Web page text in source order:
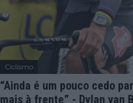
Ciclismo
“Ainda é um pouco cedo
mais à frente” - Dylan van